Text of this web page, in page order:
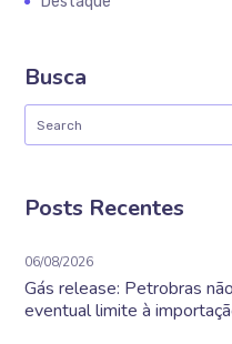
Busca
Posts Recentes
06/08/2026
Gás release: Petrobras
eventual limite à